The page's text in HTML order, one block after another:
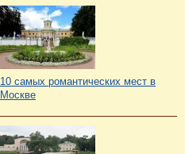
10 самых романтических мест в
Москве